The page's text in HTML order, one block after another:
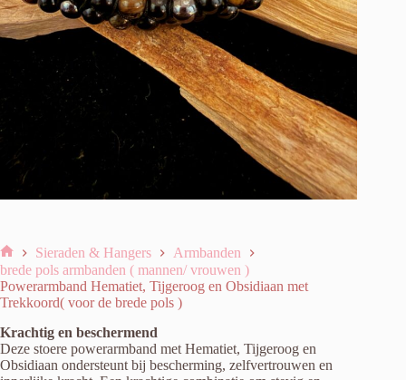
Home
Sieraden & Hangers
Armbanden
brede pols armbanden ( mannen/ vrouwen )
Powerarmband Hematiet, Tijgeroog en Obsidiaan met
Trekkoord( voor de brede pols )
Krachtig en beschermend
Deze stoere powerarmband met Hematiet, Tijgeroog en
Obsidiaan ondersteunt bij bescherming, zelfvertrouwen en